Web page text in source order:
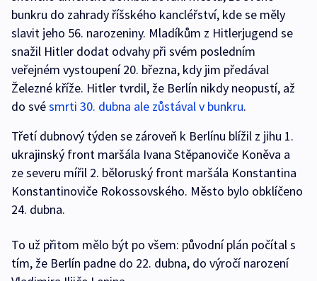
bunkru do zahrady říšského kancléřství, kde se měly
slavit jeho 56. narozeniny. Mladíkům z Hitlerjugend se
snažil Hitler dodat odvahy při svém posledním
veřejném vystoupení 20. března, kdy jim předával
Železné kříže. Hitler tvrdil, že Berlín nikdy neopustí, až
do svésmrti 30. dubna ale zůstával v bunkru.
Třetí dubnový týden se zároveň k Berlínu blížil z jihu 1.
ukrajinský front maršála Ivana Stěpanoviče Koněva a
ze severu mířil 2. běloruský front maršála Konstantina
Konstantinoviče Rokossovského. Město bylo obklíčeno
24. dubna.
To už přitom mělo být po všem: původní plán počítal s
tím, že Berlín padne do 22. dubna, do výročí narození